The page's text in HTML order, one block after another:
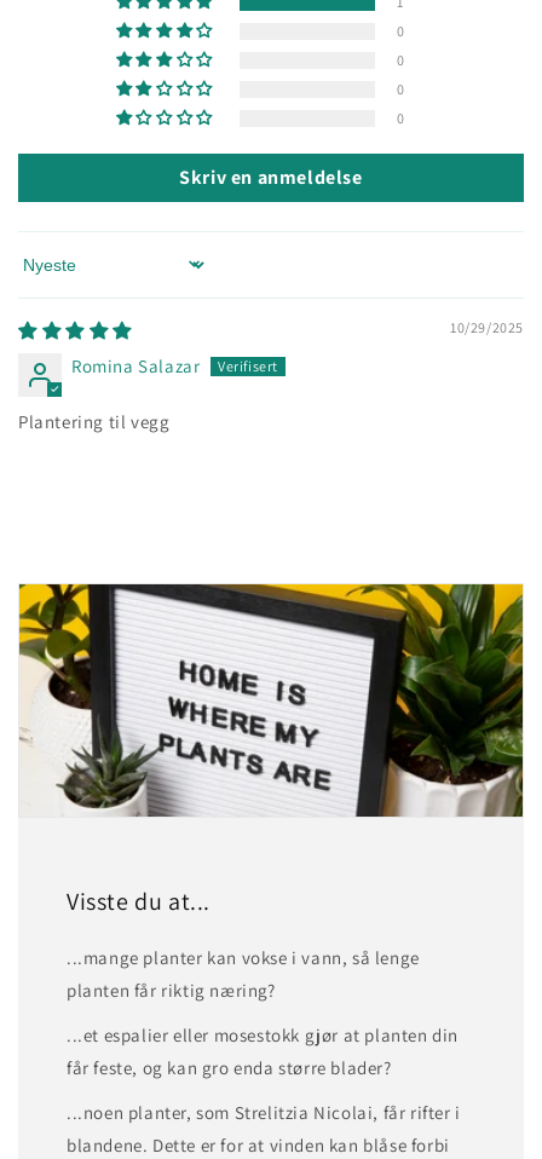
0
0
0
0
Skriv en anmeldelse
Sort by
10/29/2025
Romina Salazar
Plantering til vegg
Visste du at...
...mange planter kan vokse i vann, så lenge
planten får riktig næring?
...et espalier eller mosestokk gjør at planten din
får feste, og kan gro enda større blader?
...noen planter, som Strelitzia Nicolai, får rifter i
blandene. Dette er for at vinden kan blåse forbi